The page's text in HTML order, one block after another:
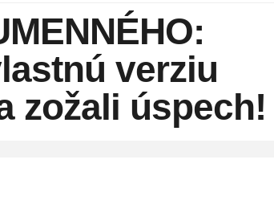
verziu
zožali úspech!